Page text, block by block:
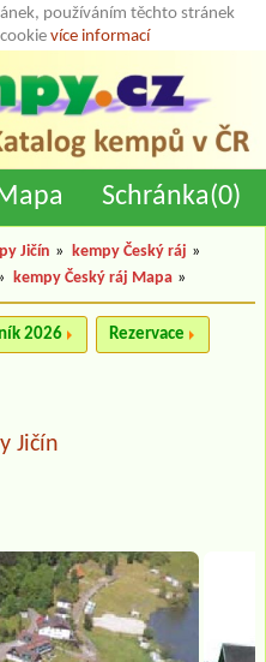
používáním těchto stránek
více informací
Schránka(0)
Jičín » kempy Český ráj »
kempy Český ráj Mapa »
2026 Rezervace
Jičín